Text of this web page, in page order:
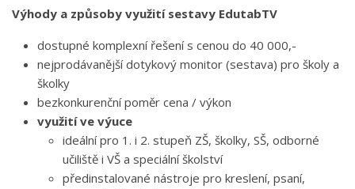
Výhody a způsoby využití sestavy EdutabTV
dostupné komplexní řešení s cenou do 40 000,-
nejprodávanější dotykový monitor (sestava) pro školy a
školky
bezkonkurenční poměr cena / výkon
využití ve výuce
ideální pro 1. i 2. stupeň ZŠ, školky, SŠ, odborné
učiliště i VŠ a speciální školství
předinstalované nástroje pro kreslení, psaní,